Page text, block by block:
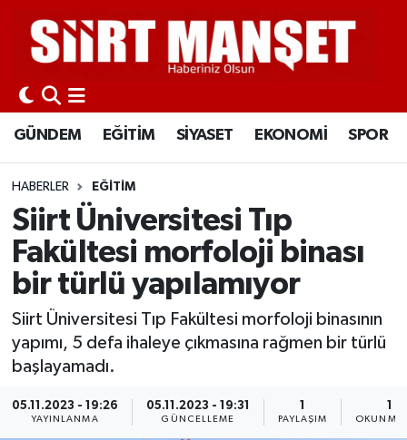
GÜNDEM EĞİTİM SİYASET EKONOMİ SPOR
HABERLER EĞİTİM
Siirt Üniversitesi Tıp
Fakültesi morfoloji binası
bir türlü yapılamıyor
Siirt Üniversitesi Tıp Fakültesi morfoloji binasının
yapımı, 5 defa ihaleye çıkmasına rağmen bir türlü
başlayamadı.
05.11.2023 - 19:26
YAYINLANMA
05.11.2023 - 19:31
GÜNCELLEME
1
PAYLAŞIM
1
OKUNMA
GÜNDEM
EĞİTİM
SİYASET
EKONOMİ
SPOR
KÜLTÜR-SANAT
Siirt Nöbetçi Eczaneler
Siirt Hava Durumu
Siirt Namaz Vakitleri
Siirt Trafik Yoğunluk Haritası
Süper Lig Puan Durumu ve Fikstür
Tüm Manşetler
Son Dakika Haberleri